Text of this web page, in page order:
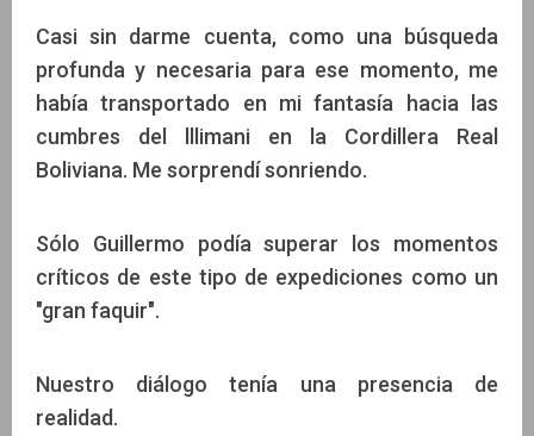
Casi sin darme cuenta, como una búsqueda
profunda y necesaria para ese momento, me
había transportado en mi fantasía hacia las
cumbres del lllimani en la Cordillera Real
Boliviana. Me sorprendí sonriendo.
Sólo Guillermo podía superar los momentos
críticos de este tipo de expediciones como un
"gran faquir".
Nuestro diálogo tenía una presencia de
realidad.